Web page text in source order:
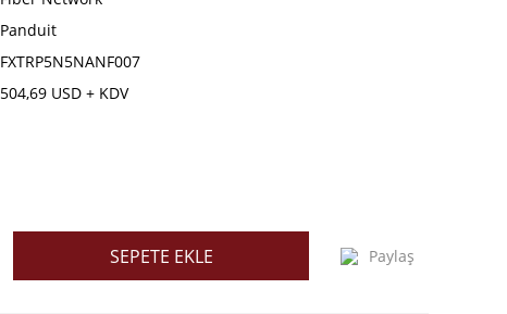
Panduit
FXTRP5N5NANF007
504,69 USD + KDV
SEPETE EKLE Paylaş